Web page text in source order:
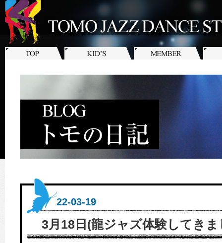
22-03-19
3月18日(龍ジャズ体験してきま